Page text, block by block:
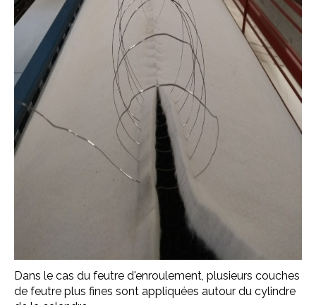
Dans le cas du feutre d'enroulement, plusieurs couches
de feutre plus fines sont appliquées autour du cylindre